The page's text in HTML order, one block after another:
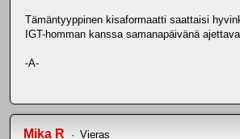
Tämäntyyppinen kisaformaatti saattaisi
IGT-homman kanssa samanapäivänä
-A-
Mika R Vieras